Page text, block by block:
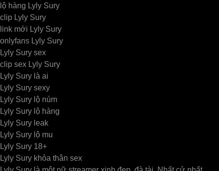
lộ hàng Lyly Sury
clip Lyly Sury
link mới Lyly Sury
onlyfans Lyly Sury
Lyly Sury sex
clip sex Lyly Sury
Lyly Sury là ai
Lyly Sury sexy
Lyly Sury lộ núm
Lyly Sury lộ hàng
Lyly Sury leak
Lyly Sury lộ mu
Lyly Sury 18+
Lyly Sury khỏa thân sex